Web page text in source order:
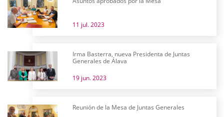
11 jul. 2023
Irma Basterra, nueva Presidenta de Juntas
Generales de Álava
19 jun. 2023
Reunión de la Mesa de Juntas Generales